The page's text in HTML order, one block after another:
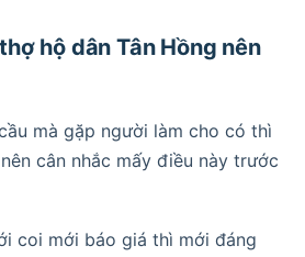
hộ dân Tân Hồng nên
mà gặp người làm cho có thì
cân nhắc mấy điều này trước
coi mới báo giá thì mới đáng